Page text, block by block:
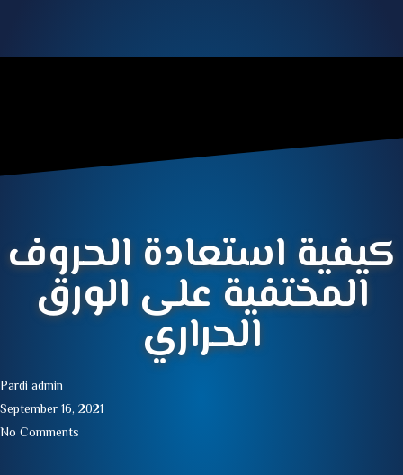
كيفية استعادة الحروف
المختفية على الورق
الحراري
Pardi admin
September 16, 2021
No Comments